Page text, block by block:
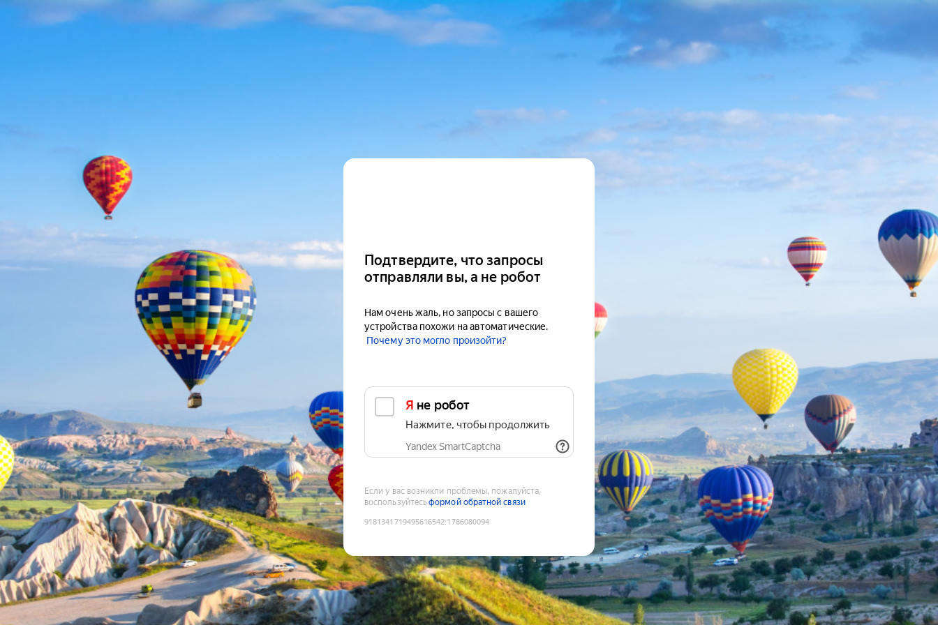
Подтвердите, что запросы
отправляли вы, а не робот
Нам очень жаль, но запросы с вашего
устройства похожи на автоматические.
Почему это могло произойти?
Я не робот
Нажмите, чтобы продолжить
Yandex SmartCaptcha
Если у вас возникли проблемы, пожалуйста,
воспользуйтесьформой обратной связи
9181341719495616542:1786080094